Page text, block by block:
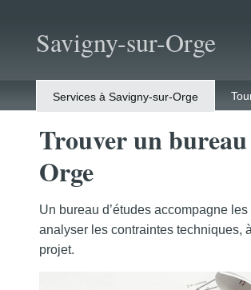
Savigny-sur-Orge
Services à Savigny-sur-Orge
Trouver un
Orge
Un bureau d’études accompagne
analyser les contraintes techniques,
projet.